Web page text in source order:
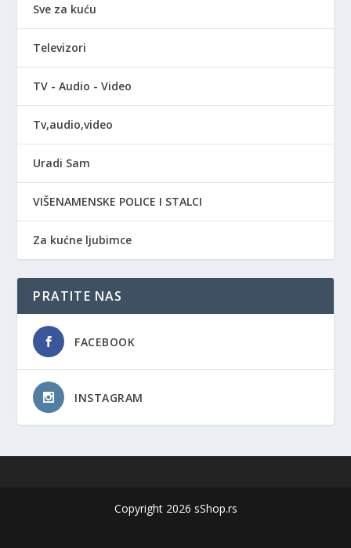
Sve za kuću
Televizori
TV - Audio - Video
Tv,audio,video
Uradi Sam
VIŠENAMENSKE POLICE I STALCI
Za kućne ljubimce
PRATITE NAS
FACEBOOK
INSTAGRAM
Copyright 2026 sShop.rs